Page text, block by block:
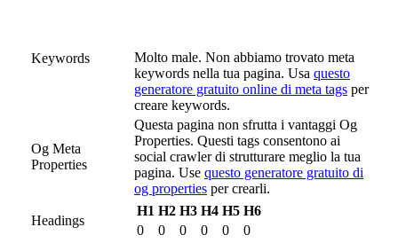
Keywords
Molto male. Non abbiamo trovato meta
keywords nella tua pagina. Usa questo
generatore gratuito online di meta tags per
creare keywords.
Og Meta
Properties
Questa pagina non sfrutta i vantaggi Og
Properties. Questi tags consentono ai
social crawler di strutturare meglio la tua
pagina. Use questo generatore gratuito di
og properties per crearli.
Headings
H1 H2 H3 H4 H5 H6
0
0 0 0 0 0